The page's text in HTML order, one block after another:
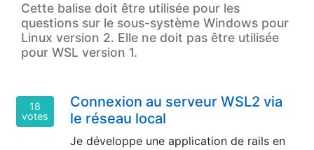
Cette balise doit être utilisée pour les
questions sur le sous-système Windows pour
Linux version 2. Elle ne doit pas être utilisée
pour WSL version 1.
18
votes
Connexion au serveur WSL2 via
le réseau local
Je développe une application de rails en